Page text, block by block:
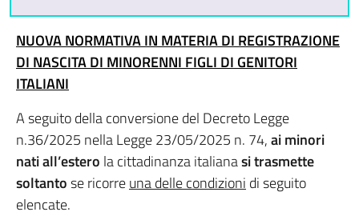
NUOVA NORMATIVA IN MATERIA DI REGISTRAZIONE
DI NASCITA DI MINORENNI FIGLI DI GENITORI
ITALIANI
A seguito della conversione del Decreto Legge
n.36/2025 nella Legge 23/05/2025 n. 74,ai minori
nati all’estero la cittadinanza italianasi trasmette
soltantose ricorreuna delle condizioni di seguito
elencate.